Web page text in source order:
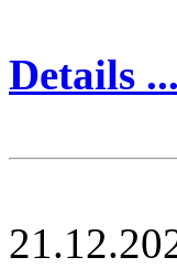
Details ...